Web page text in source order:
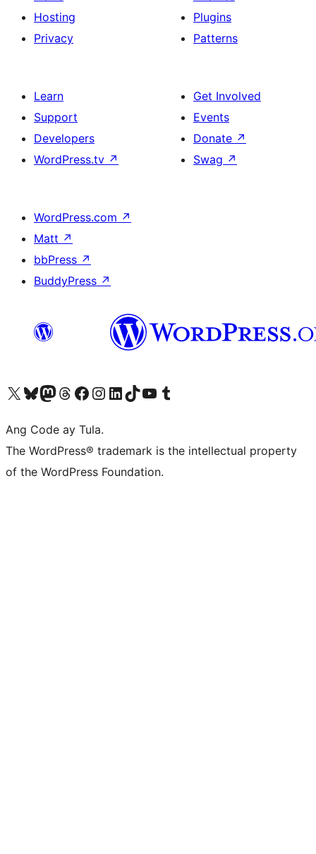
Hosting
Privacy
Plugins
Patterns
Learn
Support
Developers
WordPress.tv ↗
Get Involved
Events
Donate ↗
Swag ↗
WordPress.com ↗
Matt ↗
bbPress ↗
BuddyPress ↗
Visit our X (formerly Twitter) account
Bisitahin ang aming Bluesky account
Visit our Mastodon account
Bisitahin ang aming Threads account
Visit our Facebook page
Visit our Instagram account
Visit our LinkedIn account
Bisitahin ang aming TikTok account
Visit our YouTube channel
Bisitahin ang aming Tumblr account
Ang Code ay Tula.
The WordPress® trademark is the intellectual property
of the WordPress Foundation.